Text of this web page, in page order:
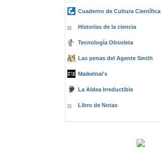
Cuaderno de Cultura Científica
Historias de la ciencia
Tecnología Obsoleta
Las penas del Agente Smith
Maikelnai's
La Aldea Irreductible
Libro de Notas